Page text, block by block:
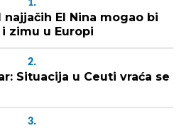
1.
najjačih El Nina mogao bi
zimu u Europi
2.
Situacija u Ceuti vraća se
3.